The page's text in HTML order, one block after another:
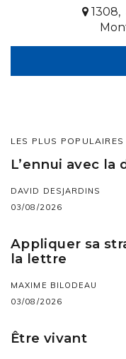
1308,
LES PLUS POPULAIRES
L’ennui avec la
DAVID DESJARDINS
03/08/2026
Appliquer sa
la lettre
MAXIME BILODEAU
03/08/2026
Être vivant